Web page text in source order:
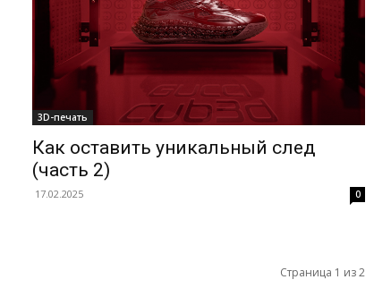
3D-печать
Как оставить уникальный след
(часть 2)
17.02.2025 0
Страница 1 из 2